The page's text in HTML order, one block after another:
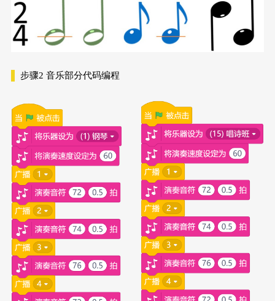
步骤2 音乐部分代码编程